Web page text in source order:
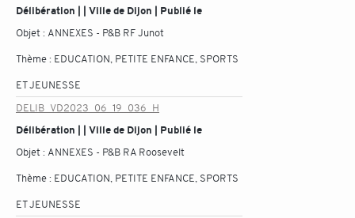
Délibération | | Ville de Dijon | Publié le
Objet : ANNEXES - P&B RF Junot
Thème : EDUCATION, PETITE ENFANCE, SPORTS
ET JEUNESSE
DELIB_VD2023_06_19_036_H
Délibération | | Ville de Dijon | Publié le
Objet : ANNEXES - P&B RA Roosevelt
Thème : EDUCATION, PETITE ENFANCE, SPORTS
ET JEUNESSE